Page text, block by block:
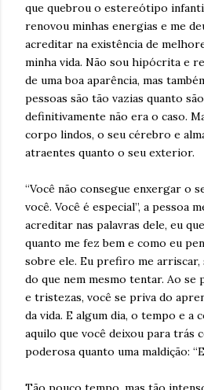
que quebrou o estereótipo
renovou minhas energias e me
acreditar na existência de
minha vida. Não sou hipócrita e
de uma boa aparência, mas
pessoas são tão vazias quanto
definitivamente não era o caso.
corpo lindos, o seu cérebro e
atraentes quanto o seu exterior.
“Você não consegue enxergar o
você. Você é especial”, a pessoa
acreditar nas palavras dele, eu
quanto me fez bem e como eu
sobre ele. Eu prefiro me arriscar,
do que nem mesmo tentar. Ao se
e tristezas, você se priva do
da vida. E algum dia, o tempo e a
aquilo que você deixou para trás
poderosa quanto uma maldição: “E